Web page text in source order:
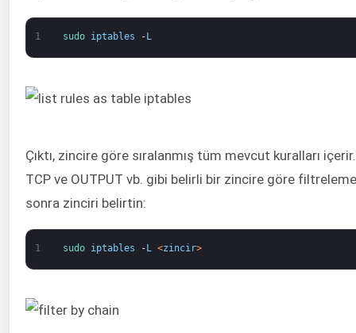
1 sudo iptables -L
Çıktı, zincire göre sıralanmış tüm mevcut kuralları
TCP ve OUTPUT vb. gibi belirli bir zincire göre
sonra zinciri belirtin:
1 sudo iptables - L <zincir>